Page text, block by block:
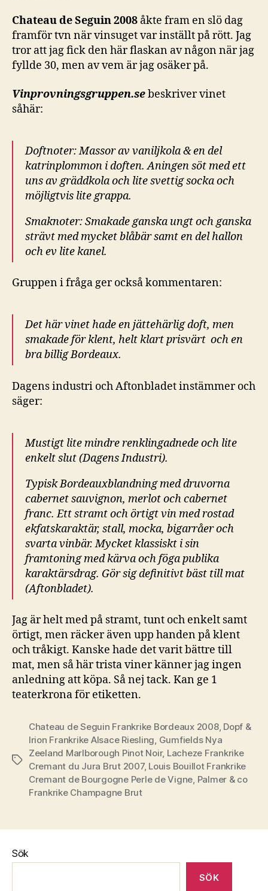
Chateau de Seguin 2008 åkte fram en slö dag
framför tvn när vinsuget var inställt på rött. Jag
tror att jag fick den här flaskan av någon när jag
fyllde 30, men av vem är jag osäker på.
Vinprovningsgruppen.sebeskriver vinet
såhär:
Doftnoter: Massor av vaniljkola & en del
katrinplommon i doften. Aningen söt med ett
uns av gräddkola och lite svettig socka och
möjligtvis lite grappa.
Smaknoter: Smakade ganska ungt och ganska
strävt med mycket blåbär samt en del hallon
och ev lite kanel.
Gruppen i fråga ger också kommentaren:
Det här vinet hade en jättehärlig doft, men
smakade för klent, helt klart prisvärt och en
bra billig Bordeaux.
Dagens industri och Aftonbladet instämmer och
säger:
Mustigt lite mindre renklingadnede och lite
enkelt slut (Dagens Industri).
Typisk Bordeauxblandning med druvorna
cabernet sauvignon, merlot och cabernet
franc. Ett stramt och örtigt vin med rostad
ekfatskaraktär, stall, mocka, bigarråer och
svarta vinbär. Mycket klassiskt i sin
framtoning med kärva och föga publika
karaktärsdrag. Gör sig definitivt bäst till mat
(Aftonbladet).
Jag är helt med på stramt, tunt och enkelt samt
örtigt, men räcker även upp handen på klent
och tråkigt. Kanske hade det varit bättre till
mat, men så här trista viner känner jag ingen
anledning att köpa. Så nej tack. Kan ge 1
teaterkrona för etiketten.
Etiketter
Chateau de Seguin Frankrike Bordeaux 2008, Dopf &
Irion Frankrike Alsace Riesling, Gumfields Nya
Zeeland Marlborough Pinot Noir, Lacheze Frankrike
Cremant du Jura Brut 2007, Louis Bouillot Frankrike
Cremant de Bourgogne Perle de Vigne, Palmer & co
Frankrike Champagne Brut
Sök
SÖK